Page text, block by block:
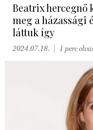
Beatrix hercegnő
meg a házassági
láttuk így
2024.07.18. 1 perc